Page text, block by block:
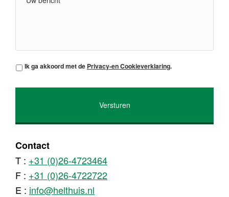
* Ik ga akkoord met de Privacy-en Cookieverklaring.
Contact
T : +31 (0)26-4723464
F : +31 (0)26-4722722
E : info@helthuis.nl